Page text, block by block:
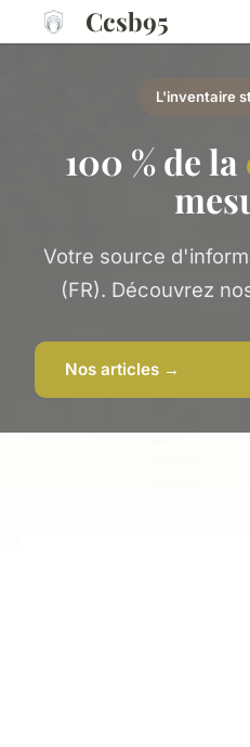
Ccsb95
L'inventaire
100 % de la
Votre source
(FR). Découvrez
Nos articles →